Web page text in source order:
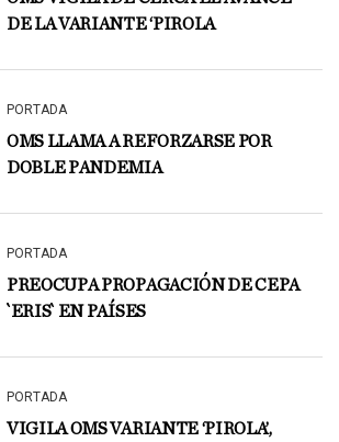
DE LA VARIANTE ‘PIROLA
PORTADA
OMS LLAMA A REFORZARSE POR
DOBLE PANDEMIA
PORTADA
PREOCUPA PROPAGACIÓN DE CEPA
`ERIS` EN PAÍSES
PORTADA
VIGILA OMS VARIANTE ‘PIROLA’,